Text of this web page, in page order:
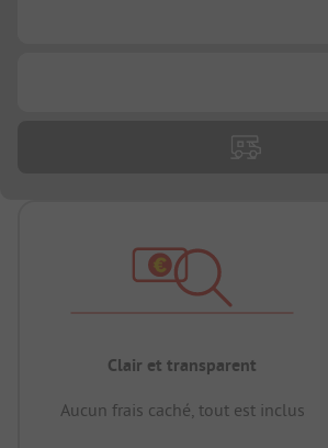
Clair et transparent
Aucun frais caché, tout est inclus